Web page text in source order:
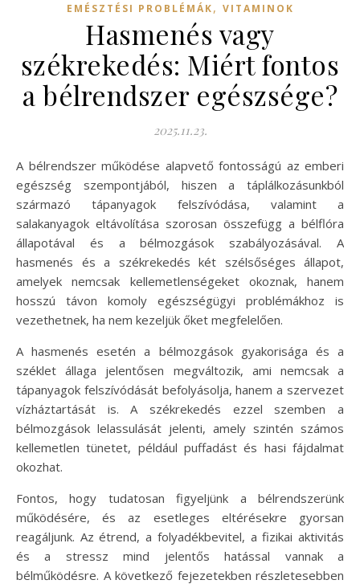
EMÉSZTÉSI PROBLÉMÁK, VITAMINOK
Hasmenés vagy
székrekedés: Miért fontos
a bélrendszer egészsége?
2025.11.23.
A bélrendszer működése alapvető fontosságú az emberi
egészség szempontjából, hiszen a táplálkozásunkból
származó tápanyagok felszívódása, valamint a
salakanyagok eltávolítása szorosan összefügg a bélflóra
állapotával és a bélmozgások szabályozásával. A
hasmenés és a székrekedés két szélsőséges állapot,
amelyek nemcsak kellemetlenségeket okoznak, hanem
hosszú távon komoly egészségügyi problémákhoz is
vezethetnek, ha nem kezeljük őket megfelelően.
A hasmenés esetén a bélmozgások gyakorisága és a
széklet állaga jelentősen megváltozik, ami nemcsak a
tápanyagok felszívódását befolyásolja, hanem a szervezet
vízháztartását is. A székrekedés ezzel szemben a
bélmozgások lelassulását jelenti, amely szintén számos
kellemetlen tünetet, például puffadást és hasi fájdalmat
okozhat.
Fontos, hogy tudatosan figyeljünk a bélrendszerünk
működésére, és az esetleges eltérésekre gyorsan
reagáljunk. Az étrend, a folyadékbevitel, a fizikai aktivitás
és a stressz mind jelentős hatással vannak a
bélműködésre. A következő fejezetekben részletesebben